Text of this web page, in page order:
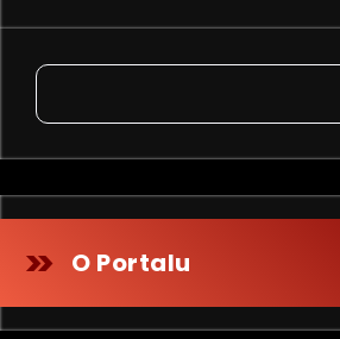
O Portalu